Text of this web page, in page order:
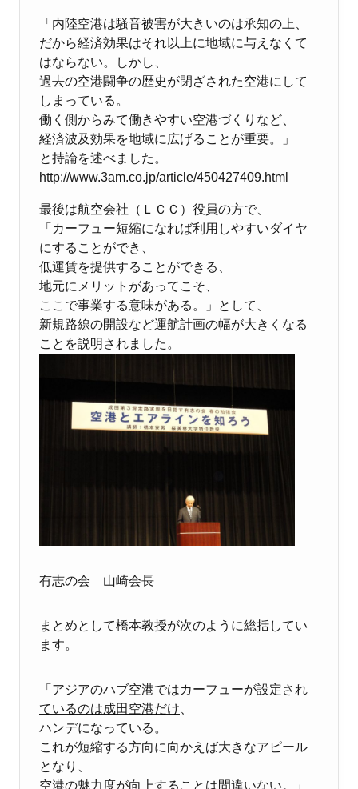
「内陸空港は騒音被害が大きいのは承知の上、
だから経済効果はそれ以上に地域に与えなくて
はならない。しかし、
過去の空港闘争の歴史が閉ざされた空港にして
しまっている。
働く側からみて働きやすい空港づくりなど、
経済波及効果を地域に広げることが重要。」
と持論を述べました。
http://www.3am.co.jp/article/450427409.html
最後は航空会社（ＬＣＣ）役員の方で、
「カーフュー短縮になれば利用しやすいダイヤ
にすることができ、
低運賃を提供することができる、
地元にメリットがあってこそ、
ここで事業する意味がある。」として、
新規路線の開設など運航計画の幅が大きくなる
ことを説明されました。
有志の会 山崎会長
まとめとして橋本教授が次のように総括してい
ます。
「アジアのハブ空港ではカーフューが設定され
ているのは成田空港だけ
ハンデになっている。
これが短縮する方向に向かえば大きなアピール
となり、
空港の魅力度が向上することは間違いない。」